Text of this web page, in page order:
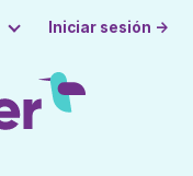
Iniciar sesión →